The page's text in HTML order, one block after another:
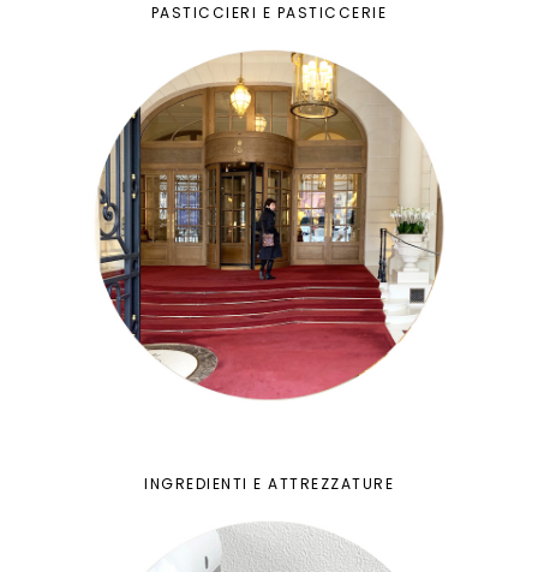
PASTICCIERI E PASTICCERIE
INGREDIENTI E ATTREZZATURE